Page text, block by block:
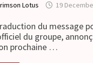
Lotus 19
du message
du groupe,
prochaine …